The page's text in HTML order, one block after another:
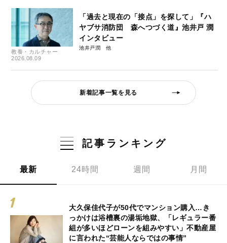
教養・カルチャー
2026.08.09
「過去と現在の「接点」を探して」『ハ
ヤブサ消防団 森へつづく道』池井戸 潤
インタビュー
池井戸潤
新着記事一覧を見る
記事ランキング
最新 24時間 週間 月間
大久保佳代子が50代でマンション購入…き
っかけは浴槽裏の湯垢地獄、「レギュラー番
組が多いほどローンを組みやすい」不動産屋
に言われた“芸能人ならではの事情”